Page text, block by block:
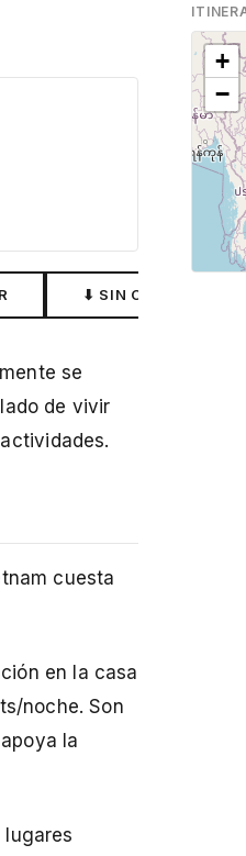
⬇ SIN CONEXIÓN
se
de vivir
cuesta
en la casa
noche. Son
la
+
−